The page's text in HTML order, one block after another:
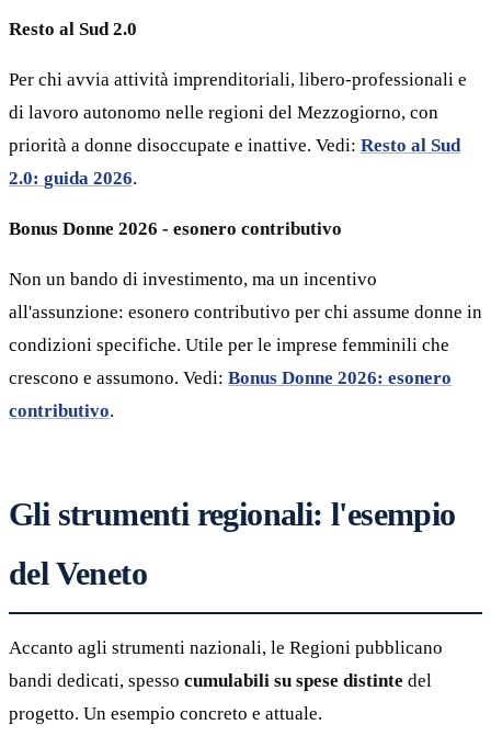
Resto al Sud 2.0
Per chi avvia attività imprenditoriali, libero-professionali e
di lavoro autonomo nelle regioni del Mezzogiorno, con
priorità a donne disoccupate e inattive. Vedi: Resto al Sud
2.0: guida 2026.
Bonus Donne 2026 - esonero contributivo
Non un bando di investimento, ma un incentivo
all'assunzione: esonero contributivo per chi assume donne in
condizioni specifiche. Utile per le imprese femminili che
crescono e assumono. Vedi: Bonus Donne 2026: esonero
contributivo.
Gli strumenti regionali: l'esempio
del Veneto
Accanto agli strumenti nazionali, le Regioni pubblicano
bandi dedicati, spesso cumulabili su spese distinte del
progetto. Un esempio concreto e attuale.